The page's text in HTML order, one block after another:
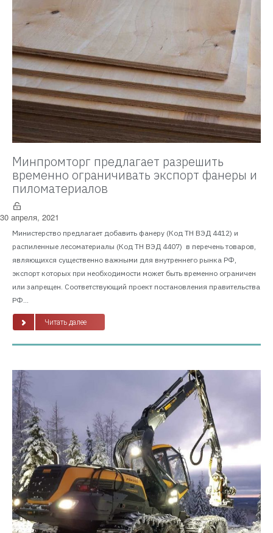
Минпромторг предлагает разрешить
временно ограничивать экспорт фанеры и
пиломатериалов
30 апреля, 2021
Министерство предлагает добавить фанеру (Код ТН ВЭД 4412) и
распиленные лесоматериалы (Код ТН ВЭД 4407) в перечень товаров,
являющихся существенно важными для внутреннего рынка РФ,
экспорт которых при необходимости может быть временно ограничен
или запрещен. Соответствующий проект постановления правительства
РФ...
Читать далее